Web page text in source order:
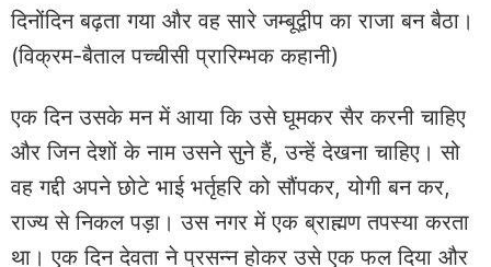
दिनोंदिन बढ़ता गया और वह सारे जम्बूद्वीप का राजा बन बैठा।
(विक्रम-बैताल पच्चीसी प्रारिम्भक कहानी)
एक दिन उसके मन में आया कि उसे घूमकर सैर करनी चाहिए
और जिन देशों के नाम उसने सुने हैं, उन्हें देखना चाहिए। सो
वह गद्दी अपने छोटे भाई भर्तृहरि को सौंपकर, योगी बन कर,
राज्य से निकल पड़ा। उस नगर में एक ब्राह्मण तपस्या करता
था। एक दिन देवता ने प्रसन्न होकर उसे एक फल दिया और